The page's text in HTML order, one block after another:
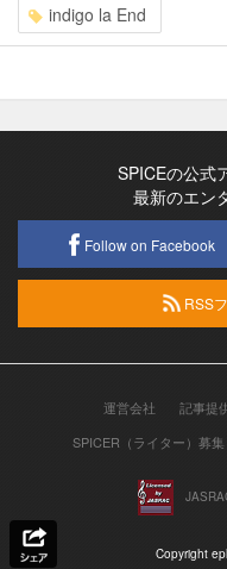
indigo la End
SPICEの公式
最新のエン
Follow on Facebook
RSS
運営会社 記事提
SPICER（ライター）募集
Copyright